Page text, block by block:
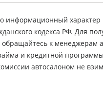
характер
кодекса РФ. Для
к менеджерам
и кредитной
автосалоном не